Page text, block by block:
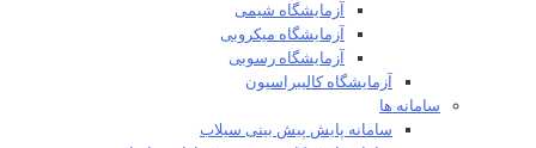
آزمایشگاه شیمی
آزمایشگاه میکروبی
آزمایشگاه رسوبی
آزمایشگاه کالیبراسیون
سامانه ها
سامانه پایش پیش بینی سیلاب